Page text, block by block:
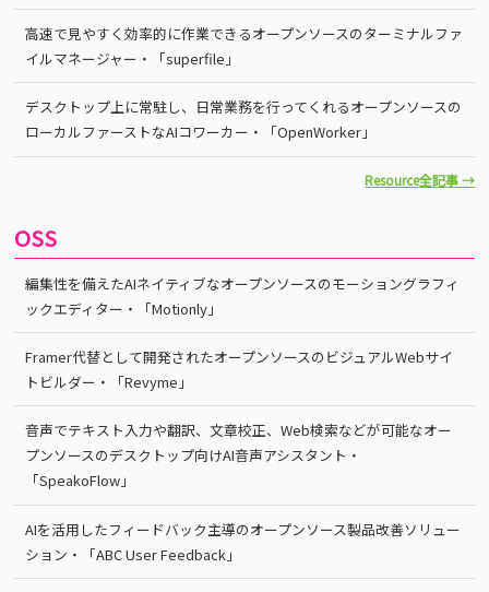
高速で見やすく効率的に作業できるオープンソースのターミナルファ
イルマネージャー・「superfile」
デスクトップ上に常駐し、日常業務を行ってくれるオープンソースの
ローカルファーストなAIコワーカー・「OpenWorker」
Resource全記事 →
OSS
編集性を備えたAIネイティブなオープンソースのモーショングラフィ
ックエディター・「Motionly」
Framer代替として開発されたオープンソースのビジュアルWebサイ
トビルダー・「Revyme」
音声でテキスト入力や翻訳、文章校正、Web検索などが可能なオー
プンソースのデスクトップ向けAI音声アシスタント・
「SpeakoFlow」
AIを活用したフィードバック主導のオープンソース製品改善ソリュー
ション・「ABC User Feedback」